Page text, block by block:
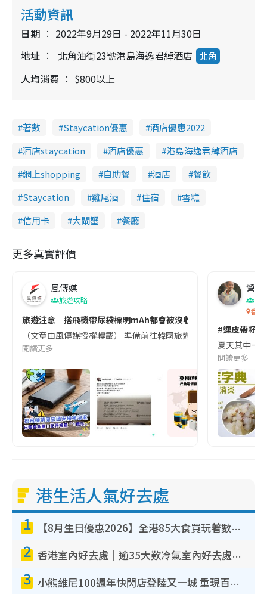
活動資訊
日期
2022年9月29日 - 2022年11月30日
地址
北角油街23號港島海逸君綽酒店 北角
人均消費 $800以上
著數 Staycation優惠
酒店優惠2022
酒店staycation
酒店優惠
港島海逸君綽酒店
網上shopping
自助餐 酒店
餐飲
Staycation
雞尾酒 住宿
雪糕
信用卡
大閘蟹 餐廳
更多真實評價
風傳媒
旅遊攻略
旅遊注意｜搭飛機帶尿袋標明mAh都會被沒收😱出發前切記檢查
（文章由風傳媒授權轉載） 準備前往韓國旅遊的民眾，近期要
閱讀更多
營養
香港
#連皮帶籽
夏天其中一
閱讀更多
港生活人氣好去處
1 【8月生日優惠2026】全港85大食買玩著數攻略 自助餐/火鍋放題同行免費＋誠品/DONKI送現金券
2 香港室內好去處｜逾35大歎冷氣室內好去處推介 室內活動免費避雨無懼落雨
3 小熊維尼100週年快閃店登陸又一城 重現百畝森林經典場景／獨家限定盲盒登場／專屬DIY香水